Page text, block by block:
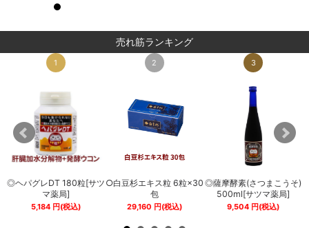
売れ筋ランキング
1
◎ヘパグレDT 180粒[サツ
マ薬局]
5,184円(税込)
2
○白豆杉エキス粒 6粒×30
包
29,160 円(税込)
3
◎薩摩酵素(さつまこうそ)
500ml[サツマ薬局]
9,504 円(税込)